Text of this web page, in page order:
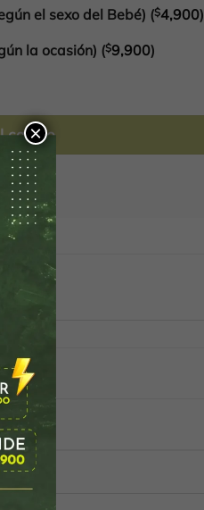
el sexo del Bebé) ($4,900)
la ocasión) ($9,900)
carrito
×